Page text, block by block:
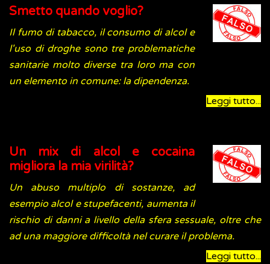
Smetto quando voglio?
Il fumo di tabacco, il consumo di alcol e
l'uso di droghe sono tre problematiche
sanitarie molto diverse tra loro ma con
un elemento in comune: la dipendenza.
Leggi tutto...
Un mix di alcol e cocaina
migliora la mia virilità?
Un abuso multiplo di sostanze, ad
esempio alcol e stupefacenti, aumenta il
rischio di danni a livello della sfera sessuale, oltre che
ad una maggiore difficoltà nel curare il problema.
Leggi tutto...